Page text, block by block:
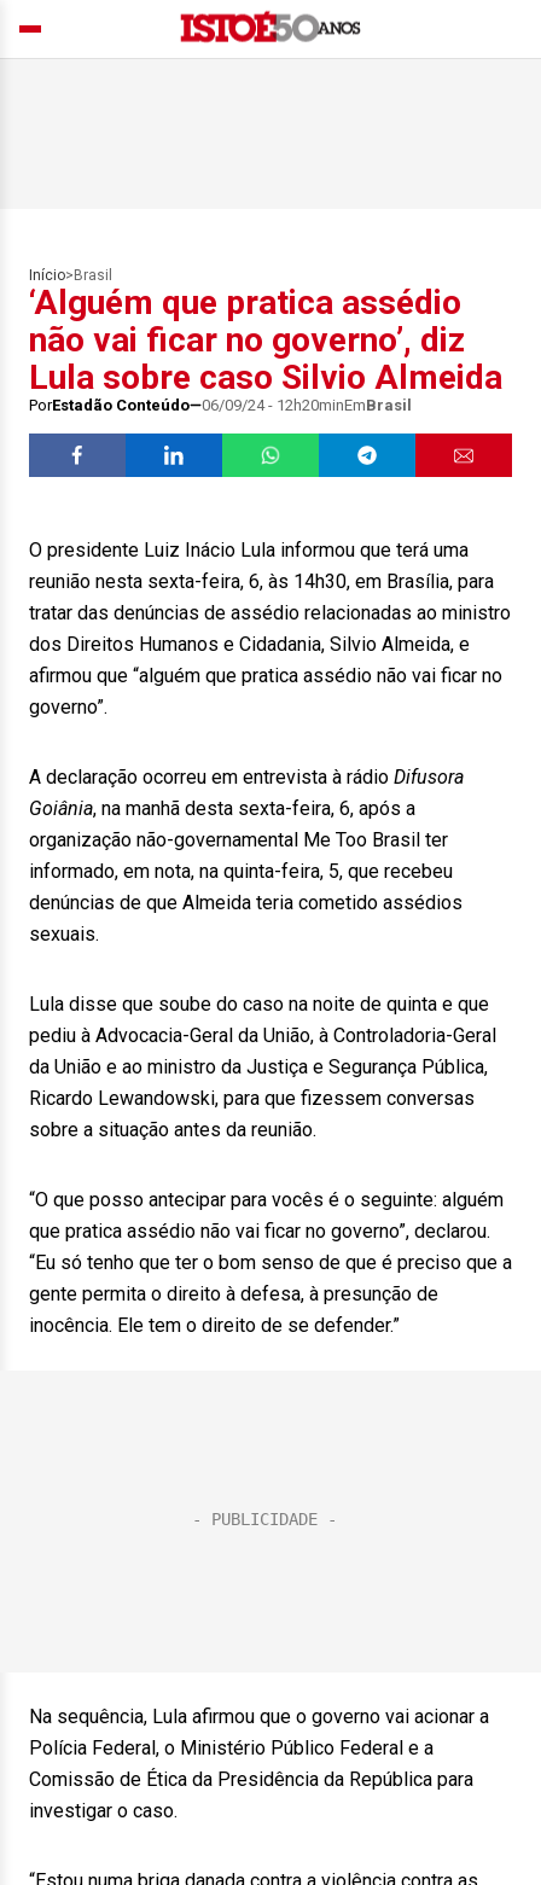
Início> Brasil
‘Alguém que pratica assédio
não vai ficar no governo’, diz
Lula sobre caso Silvio Almeida
PorEstadão Conteúdo 06/09/24 - 12h20minEmBrasil
O presidente Luiz Inácio Lula informou que terá uma
reunião nesta sexta-feira, 6, às 14h30, em Brasília, para
tratar das denúncias de assédio relacionadas ao ministro
dos Direitos Humanos e Cidadania, Silvio Almeida, e
afirmou que “alguém que pratica assédio não vai ficar no
governo”.
A declaração ocorreu em entrevista à rádio Difusora
Goiânia, na manhã desta sexta-feira, 6, após a
organização não-governamental Me Too Brasil ter
informado, em nota, na quinta-feira, 5, que recebeu
denúncias de que Almeida teria cometido assédios
sexuais.
Lula disse que soube do caso na noite de quinta e que
pediu à Advocacia-Geral da União, à Controladoria-Geral
da União e ao ministro da Justiça e Segurança Pública,
Ricardo Lewandowski, para que fizessem conversas
sobre a situação antes da reunião.
“O que posso antecipar para vocês é o seguinte: alguém
que pratica assédio não vai ficar no governo”, declarou.
“Eu só tenho que ter o bom senso de que é preciso que a
gente permita o direito à defesa, à presunção de
inocência. Ele tem o direito de se defender.”
Na sequência, Lula afirmou que o governo vai acionar a
Polícia Federal, o Ministério Público Federal e a
Comissão de Ética da Presidência da República para
investigar o caso.